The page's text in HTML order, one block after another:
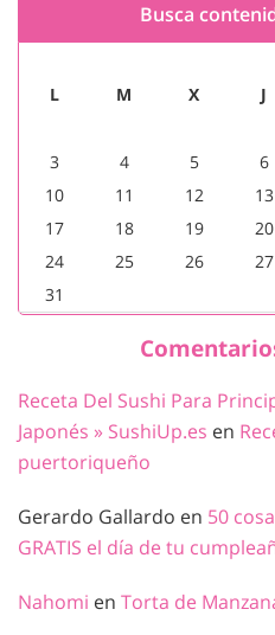
Busca
L M X J
3
4 5 6
10
11 12 13
17
18 19 20
24
25 26 27
31
Receta Del Sushi Para
Japonés » SushiUp.es en
puertoriqueño
Gerardo Gallardo en 50
GRATIS el día de tu
Nahomi en Torta de